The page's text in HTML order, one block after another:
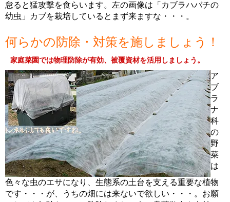
怠ると猛攻撃を食らいます。左の画像は「カブラハバチの
幼虫」カブを栽培しているとまず来ますな・・・。
何らかの防除・対策を施しましょう！
家庭菜園では物理防除が有効、被覆資材を活用しましょう。
ア
ブ
ラ
ナ
科
の
野
菜
は
色々な虫のエサになり、生態系の土台を支える重要な植物
です・・・が、うちの畑には来ないで欲しい・・・。お願